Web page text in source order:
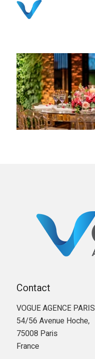
Contact
VOGUE AGENCE PARIS
54/56 Avenue Hoche,
75008 Paris
France